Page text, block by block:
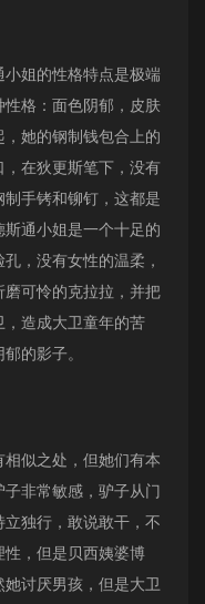
姐的性格特点是极端
格：面色阴郁，皮肤
她的钢制钱包合上的
在狄更斯笔下，没有
手铐和铆钉，这都是
通小姐是一个十足的
，没有女性的温柔，
可怜的克拉拉，并把
造成大卫童年的苦
的影子。
似之处，但她们有本
非常敏感，驴子从门
独行，敢说敢干，不
，但是贝西姨婆博
讨厌男孩，但是大卫